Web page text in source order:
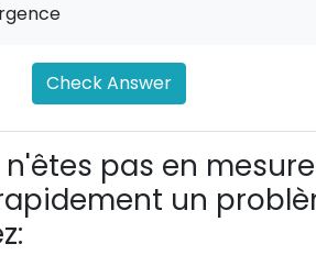
Check Answer
n'êtes pas en
un